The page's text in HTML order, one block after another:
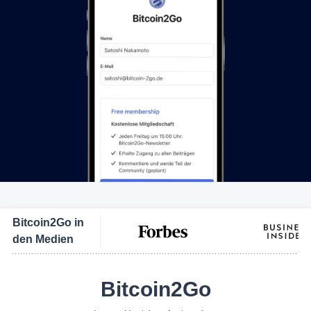
Bitcoin2Go in
den Medien
Bitcoin2Go